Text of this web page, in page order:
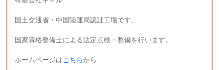
国土交通省・中国陸運局認証工場です。
国家資格整備士による法定点検・整備を行います。
ホームページはこちらから